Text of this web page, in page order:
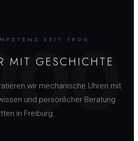
SEIT 1900
MIT GESCHICHTE
wir mechanische Uhren mit
und persönlicher Beratung
in Freiburg.